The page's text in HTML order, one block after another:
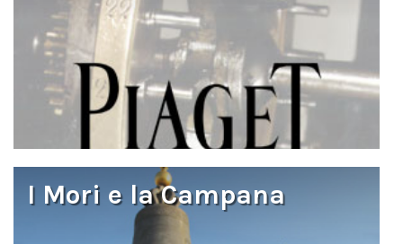
I Mori e la Campana